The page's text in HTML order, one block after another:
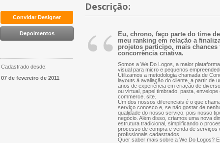
Convidar Designer
Depoimentos
Cadastrado desde:
07 de fevereiro de 2011
Descrição:
“
Eu, chrono, faço parte do time
meu ranking em relação a
projetos participo, mais
concorrência criativa.
Somos a We Do Logos, a maior
visual para micro e pequenos
Utilizamos a metodologia chamada de
layouts à avaliação do cliente, a partir de
anos de experiência em criação de
ou virtual, papel timbrado, pasta,
commerce, site.
Um dos nossos diferenciais é o que
serviço conosco e, se não gostar de
qualidade do nosso serviço, pois nosso
negócio. Além disso, criamos uma nova
estrutura tradicional, simplificando o
processo de compra e venda de serviços
profissionais cadastrados.
Quer saber mais sobre a We Do Logos?